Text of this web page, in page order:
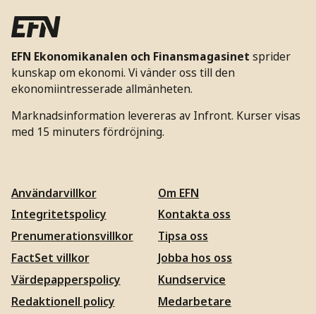
EFN Ekonomikanalen och Finansmagasinet sprider
kunskap om ekonomi. Vi vänder oss till den
ekonomiintresserade allmänheten.
Marknadsinformation levereras av Infront. Kurser visas
med 15 minuters fördröjning.
Användarvillkor
Integritetspolicy
Prenumerationsvillkor
FactSet villkor
Värdepapperspolicy
Redaktionell policy
Om EFN
Kontakta oss
Tipsa oss
Jobba hos oss
Kundservice
Medarbetare